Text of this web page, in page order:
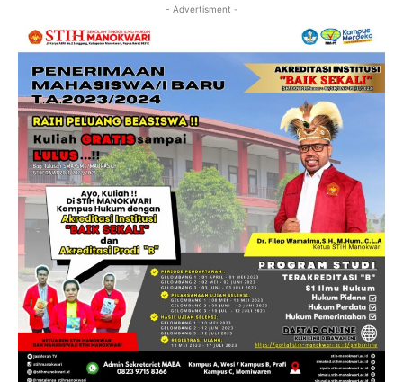
- Advertisment -